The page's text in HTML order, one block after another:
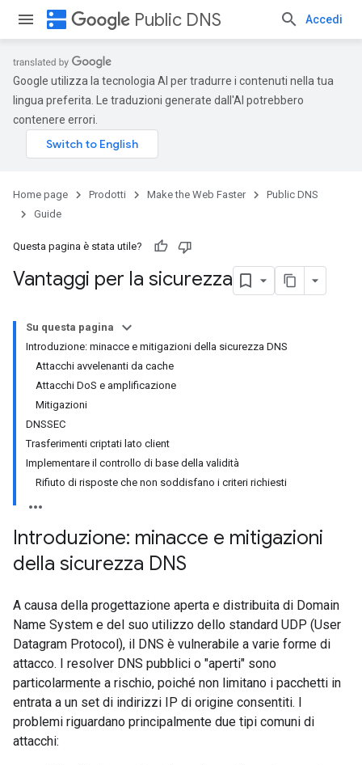
dns Public DNS Accedi
Google utilizza la tecnologia AI per tradurre i contenuti nella tua
lingua preferita. Le traduzioni generate dall'AI potrebbero
contenere errori.
Home page Prodotti Make the Web Faster
Public DNS
Guide
Questa pagina è stata utile?
Vantaggi per la sicurezza
Su questa pagina
Introduzione: minacce e mitigazioni della sicurezza DNS
Attacchi avvelenanti da cache
Attacchi DoS e amplificazione
Mitigazioni
DNSSEC
Trasferimenti criptati lato client
Implementare il controllo di base della validità
Rifiuto di risposte che non soddisfano i criteri richiesti
Introduzione: minacce e mitigazioni
della sicurezza DNS
A causa della progettazione aperta e distribuita di Domain
Name System e del suo utilizzo dello standard UDP (User
Datagram Protocol), il DNS è vulnerabile a varie forme di
attacco. I resolver DNS pubblici o "aperti" sono
particolarmente a rischio, poiché non limitano i pacchetti in
entrata a un set di indirizzi IP di origine consentiti. I
problemi riguardano principalmente due tipi comuni di
attacchi: